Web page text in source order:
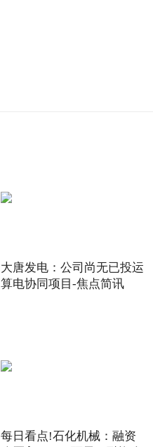
大唐发电：公司尚无已投运
算电协同项目-焦点简讯
每日看点!石化机械：融资